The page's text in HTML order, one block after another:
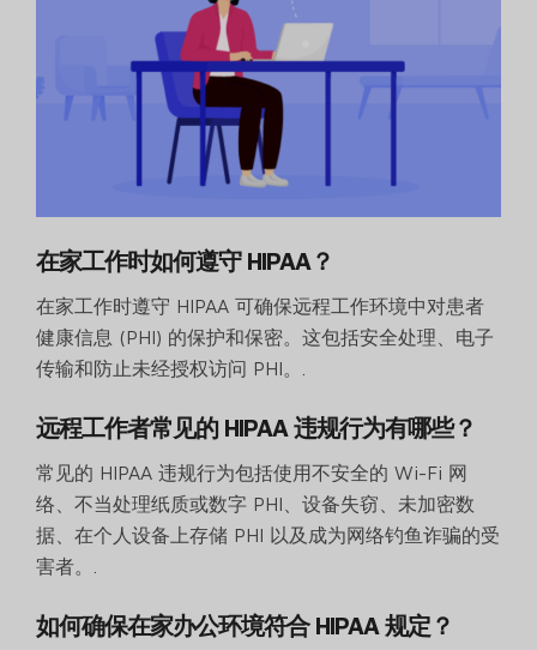
在家工作时如何遵守 HIPAA？
在家工作时遵守 HIPAA 可确保远程工作环境中对患者
健康信息 (PHI) 的保护和保密。这包括安全处理、电子
传输和防止未经授权访问 PHI。.
远程工作者常见的 HIPAA 违规行为有哪些？
常见的 HIPAA 违规行为包括使用不安全的 Wi-Fi 网
络、不当处理纸质或数字 PHI、设备失窃、未加密数
据、在个人设备上存储 PHI 以及成为网络钓鱼诈骗的受
害者。.
如何确保在家办公环境符合 HIPAA 规定？